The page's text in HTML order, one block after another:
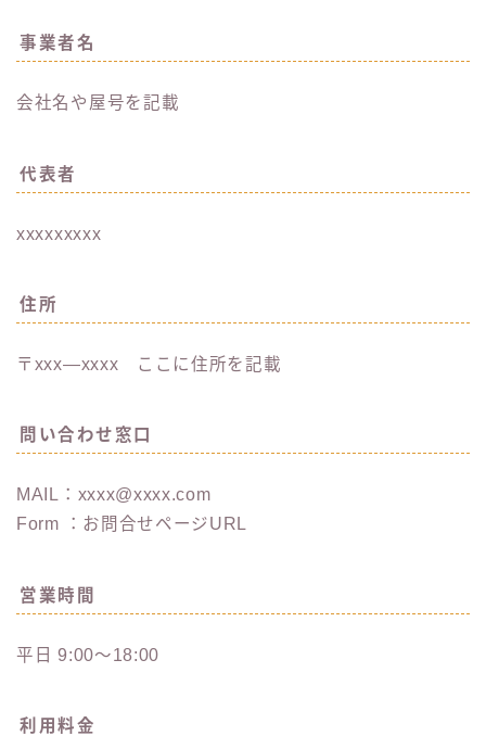
事業者名
会社名や屋号を記載
代表者
xxxxxxxxx
住所
〒xxx―xxxx ここに住所を記載
問い合わせ窓口
MAIL：xxxx@xxxx.com
Form ：お問合せページURL
営業時間
平日 9:00～18:00
利用料金